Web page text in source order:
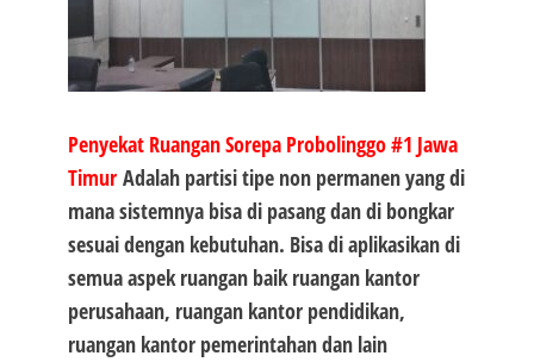
Penyekat Ruangan Sorepa Probolinggo #1 Jawa
TimurAdalah partisi tipe non permanen yang di
mana sistemnya bisa di pasang dan di bongkar
sesuai dengan kebutuhan. Bisa di aplikasikan di
semua aspek ruangan baik ruangan kantor
perusahaan, ruangan kantor pendidikan,
ruangan kantor pemerintahan dan lain